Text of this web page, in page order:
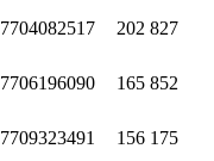
7704082517 202 827
7706196090 165 852
7709323491 156 175